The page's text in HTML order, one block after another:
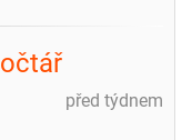
před týdnem